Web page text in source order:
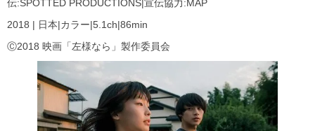
伝:SPOTTED PRODUCTIONS|宣伝協力:MAP
2018 | 日本|カラー|5.1ch|86min
Ⓒ2018 映画「左様なら」製作委員会